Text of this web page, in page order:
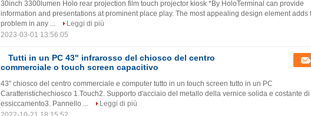
30inch 3300lumen Holo rear projection film touch projector kiosk *By HoloTerminal can provide
information and presentations at prominent place play. The most appealing design element adds
problem in any ...
Leggi di più
2023-03-01 13:56:05
Tutti in un PC 43" infrarosso del chiosco del centro
commerciale o touch screen capacitivo
43" chiosco del centro commerciale e computer tutto in un touch screen tutto in un PC
Caratteristichechiosco 1.Touch2. Supporto d'acciaio del metallo della vernice solida e costante di
essiccamento3. Pannello ...
Leggi di più